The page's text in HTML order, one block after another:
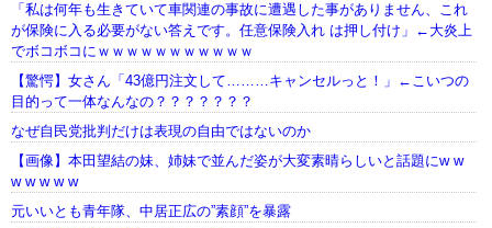
「私は何年も生きていて車関連の事故に遭遇した事がありません、これ
が保険に入る必要がない答えです。任意保険入れ は押し付け」←大炎上
でボコボコにｗｗｗｗｗｗｗｗｗｗｗ
【驚愕】女さん「43億円注文して………キャンセルっと！」←こいつの
目的って一体なんなの？？？？？？？
なぜ自民党批判だけは表現の自由ではないのか
【画像】本田望結の妹、姉妹で並んだ姿が大変素晴らしいと話題にw w
w w w w w
元いいとも青年隊、中居正広の”素顔”を暴露